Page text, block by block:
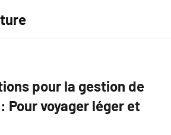
pour la gestion de
Pour voyager léger et